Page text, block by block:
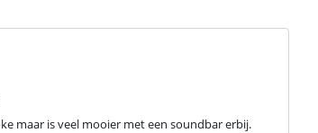
maar is veel mooier met een soundbar erbij.